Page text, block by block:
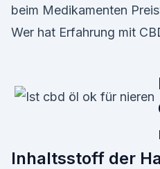
beim Medikamenten
Wer hat Erfahrung mit
Inhaltsstoff der